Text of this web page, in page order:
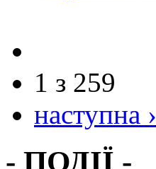
1 з 259
наступна ›
- ПОДІЇ -